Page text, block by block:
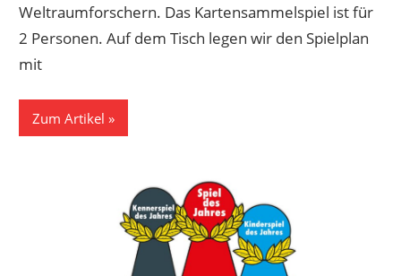
Weltraumforschern. Das Kartensammelspiel ist für
2 Personen. Auf dem Tisch legen wir den Spielplan
mit
Zum Artikel